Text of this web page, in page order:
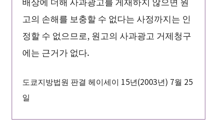
고의 손해를 보충할 수 없다는 사정까지는 인
정할 수 없으므로, 원고의 사과광고 거제청구
에는 근거가 없다.
도쿄지방법원 판결 헤이세이 15년(2003년) 7월 25
일